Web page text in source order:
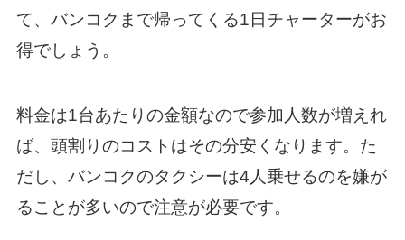
て、バンコクまで帰ってくる1日チャーターがお
得でしょう。
料金は1台あたりの金額なので参加人数が増えれ
ば、頭割りのコストはその分安くなります。た
だし、バンコクのタクシーは4人乗せるのを嫌が
ることが多いので注意が必要です。